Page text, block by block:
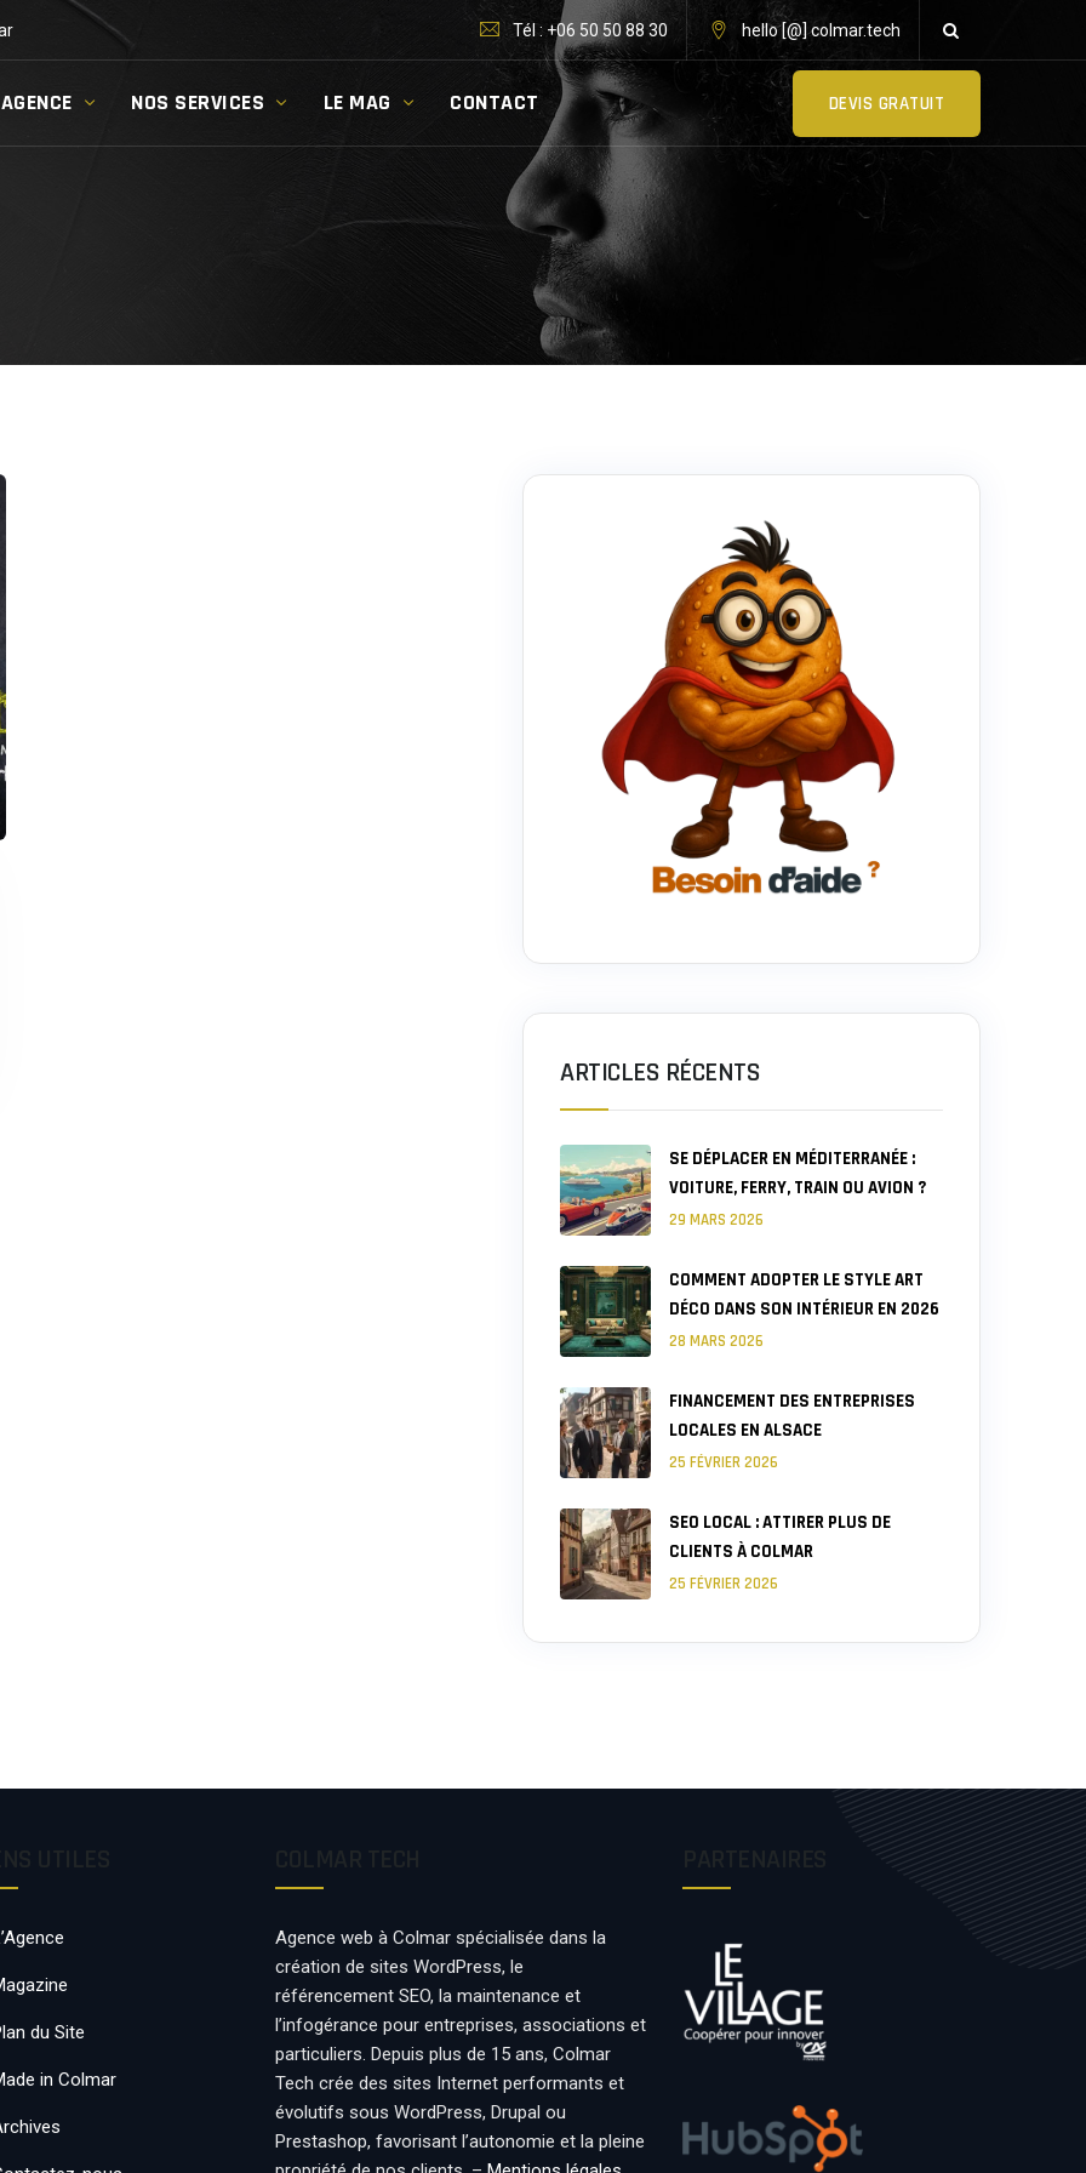
Tél : +06 50 50 88 30 hello [@] colmar.tech
NOS SERVICES LE MAG CONTACT DEVIS GRATUIT
ARTICLES RÉCENTS
SE DÉPLACER EN MÉDITERRANÉE :
VOITURE, FERRY, TRAIN OU AVION ?
29 MARS 2026
COMMENT ADOPTER LE STYLE ART
DÉCO DANS SON INTÉRIEUR EN 2026
28 MARS 2026
FINANCEMENT DES ENTREPRISES
LOCALES EN ALSACE
25 FÉVRIER 2026
SEO LOCAL : ATTIRER PLUS DE
CLIENTS À COLMAR
25 FÉVRIER 2026
du Site
in Colmar
Agence web à Colmar spécialisée dans la
création de sites WordPress, le
référencement SEO, la maintenance et
l’infogérance pour entreprises, associations et
particuliers. Depuis plus de 15 ans, Colmar
Tech crée des sites Internet performants et
évolutifs sous WordPress, Drupal ou
Prestashop, favorisant l’autonomie et la pleine